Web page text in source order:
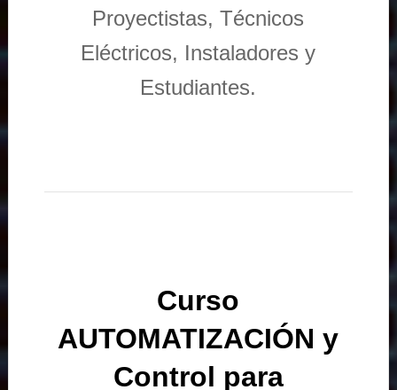
Proyectistas, Técnicos
Eléctricos, Instaladores y
Estudiantes.
Curso
AUTOMATIZACIÓN y
Control para